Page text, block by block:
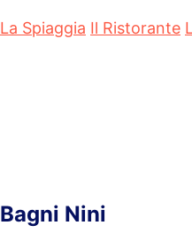
La Spiaggia Il Ristorante
Bagni Nini